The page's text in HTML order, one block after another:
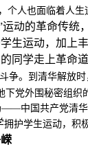
个人也面临着人生
运动的革命传统
生运动，加上
同学走上革命
争。到清华解放
下党外围秘密组织
——中国共产党清
拥护学生运动，积